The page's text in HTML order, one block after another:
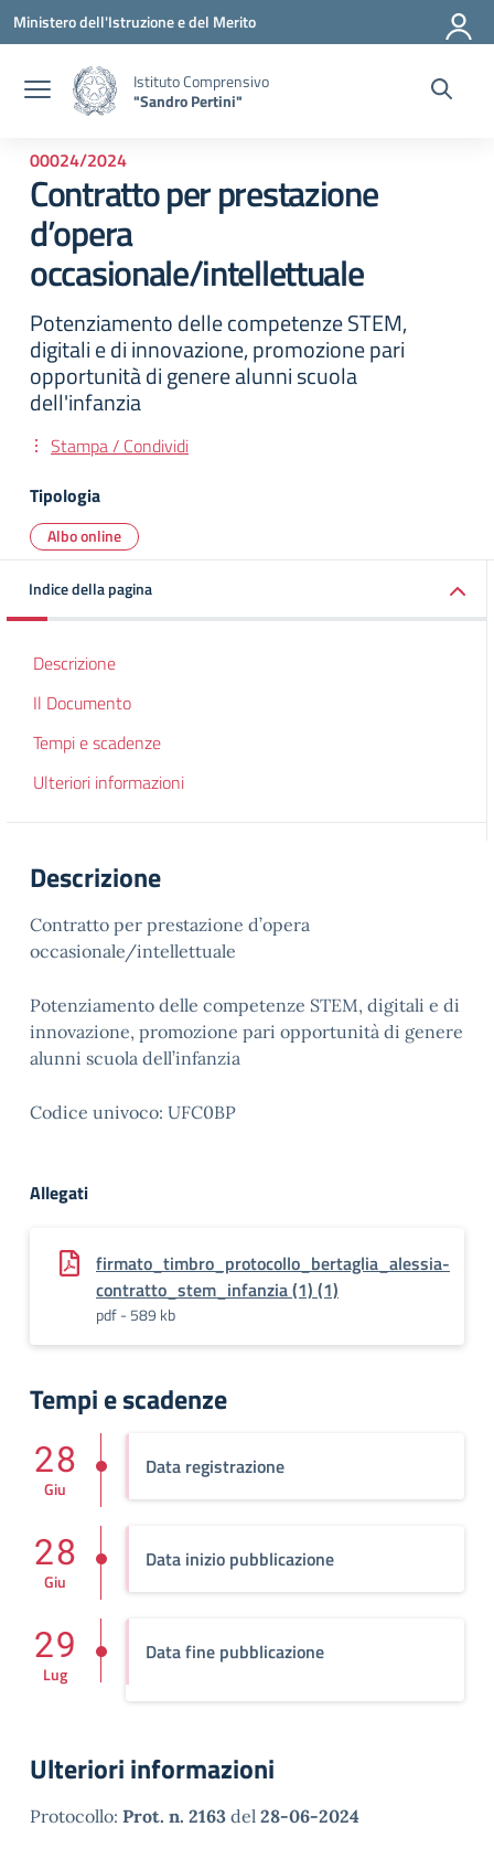
Vai ai contenuti
Vai al menu di navigazione
Vai al footer
Ministero dell'Istruzione e del Merito
Istituto Comprensivo
"Sandro Pertini"
00024/2024
Contratto per prestazione
d’opera
occasionale/intellettuale
Potenziamento delle competenze STEM,
digitali e di innovazione, promozione pari
opportunità di genere alunni scuola
dell'infanzia
Stampa / Condividi
Tipologia
Albo online
Indice della pagina
Descrizione
Il Documento
Tempi e scadenze
Ulteriori informazioni
Descrizione
Contratto per prestazione d’opera
occasionale/intellettuale
Potenziamento delle competenze STEM, digitali e di
innovazione, promozione pari opportunità di genere
alunni scuola dell’infanzia
Codice univoco: UFC0BP
Allegati
firmato_timbro_protocollo_bertaglia_alessia-
contratto_stem_infanzia (1) (1)
pdf - 589 kb
Tempi e scadenze
Data registrazione
28
Giu
Data inizio pubblicazione
28
Giu
Data fine pubblicazione
29
Lug
Ulteriori informazioni
Protocollo: Prot. n. 2163 del 28-06-2024